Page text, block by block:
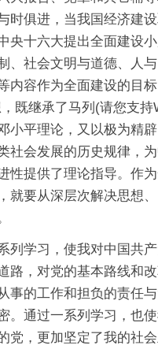
时俱进，当我国经济建
央十六大提出全面建设
、社会文明与道德、人
内容作为全面建设的目
既继承了马列(请您支
小平理论，又以极为精
社会发展的历史规律，
性提供了理论指导。作
就要从深层次解决思想
列学习，使我对中国共
路，对党的基本路线和
事的工作和担负的责任
。通过一系列学习，也
党，更加坚定了我的社会